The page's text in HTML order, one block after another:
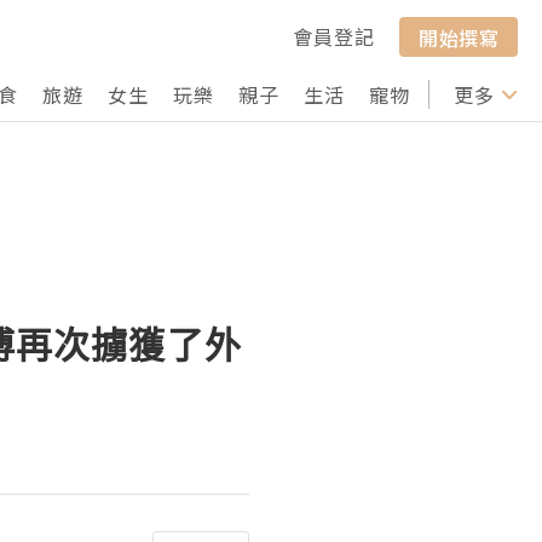
會員登記
開始撰寫
旅遊 女生 玩樂 親子 生活 寵物 行山 打卡
更多
次擄獲了外